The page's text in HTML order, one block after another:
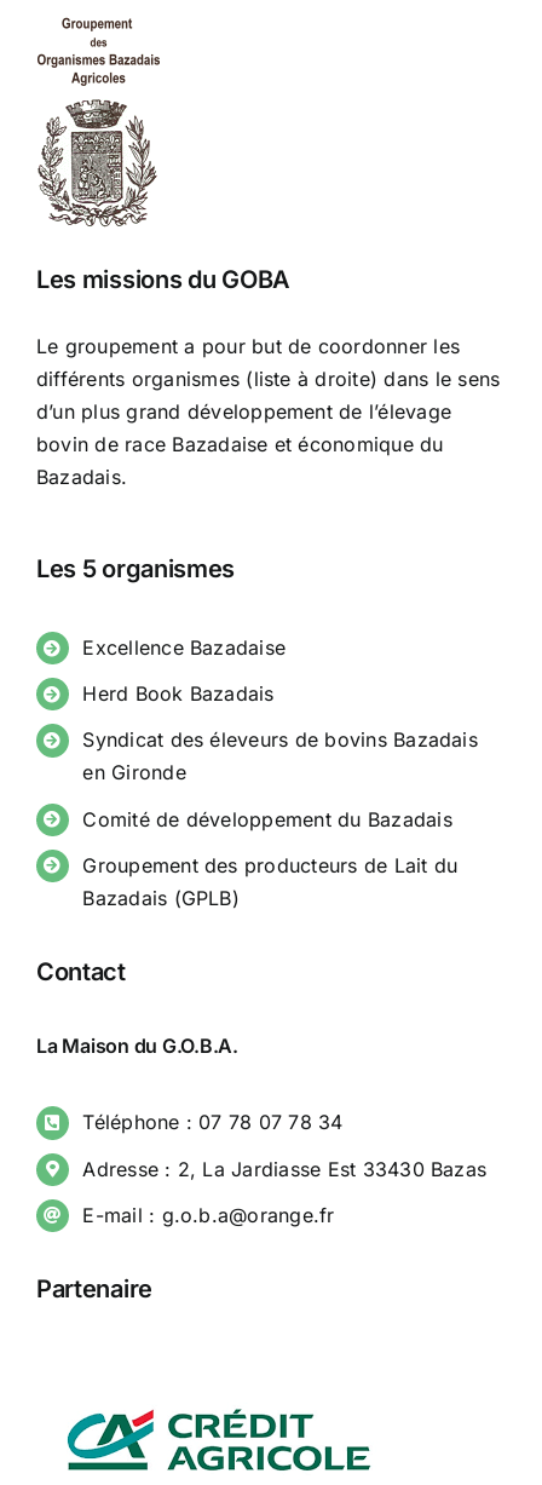
Les missions du GOBA
Le groupement a pour but de coordonner les
différents organismes (liste à droite) dans le sens
d’un plus grand développement de l’élevage
bovin de race Bazadaise et économique du
Bazadais.
Les 5 organismes
Excellence Bazadaise
Herd Book Bazadais
Syndicat des éleveurs de bovins Bazadais
en Gironde
Comité de développement du Bazadais
Groupement des producteurs de Lait du
Bazadais (GPLB)
Contact
La Maison du G.O.B.A.
Téléphone : 07 78 07 78 34
Adresse : 2, La Jardiasse Est 33430 Bazas
E-mail : g.o.b.a@orange.fr
Partenaire